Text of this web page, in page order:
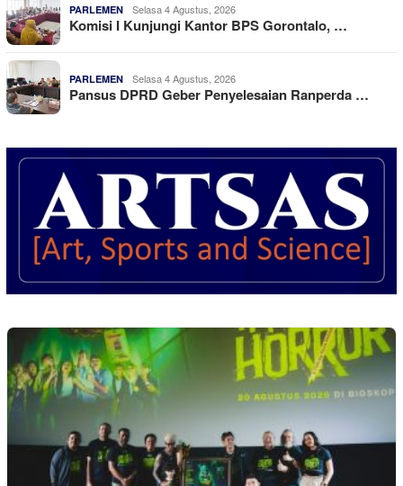
PARLEMEN Selasa 4 Agustus, 2026
Komisi I Kunjungi Kantor BPS Gorontalo, …
PARLEMEN Selasa 4 Agustus, 2026
Pansus DPRD Geber Penyelesaian Ranperda …